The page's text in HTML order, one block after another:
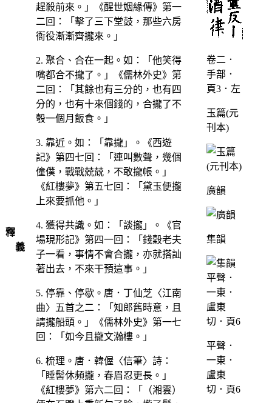
釋
義
趕殺前來。」《醒世姻緣傳》第一
二回：「擊了三下堂鼓，那些六房
衙役漸漸齊攏來。」
2. 聚合、合在一起。如：「他笑得
嘴都合不攏了。」《儒林外史》第
二回：「其餘也有三分的，也有四
分的，也有十來個錢的，合攏了不
彀一個月飯食。」
3. 靠近。如：「靠攏」。《西遊
記》第四七回：「連叫數聲，幾個
僮僕，戰戰兢兢，不敢攏帳。」
《紅樓夢》第五七回：「黛玉便攏
上來要抓他。」
4. 獲得共識。如：「談攏」。《官
場現形記》第四一回：「錢穀老夫
子一看，事情不會合攏，亦就搭訕
著出去，不來干預這事。」
5. 停靠、停歇。唐．丁仙芝〈江南
曲〉五首之二：「知郎舊時意，且
請攏船頭。」《儒林外史》第一七
回：「如今且攏文瀚樓。」
6. 梳理。唐．韓偓〈信筆〉詩：
「睡髻休頻攏，春眉忍更長。」
《紅樓夢》第六二回：「（湘雲）
卷二．
手部．
頁3．左
玉篇(元
刊本)
廣韻
集韻
平聲．
一東．
盧東
切．頁6